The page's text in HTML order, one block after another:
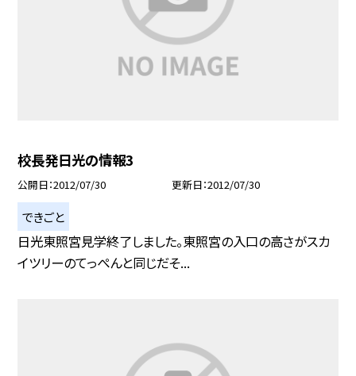
校長発日光の情報3
公開日 2012/07/30 更新日 2012/07/30
できごと
日光東照宮見学終了しました。東照宮の入口の高さがスカ
イツリーのてっぺんと同じだそ...